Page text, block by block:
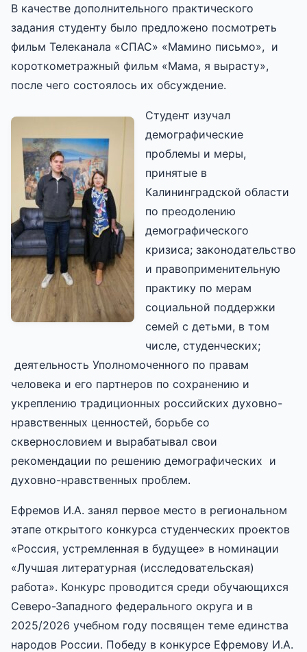
В качестве дополнительного практического
задания студенту было предложено посмотреть
фильм Телеканала «СПАС» «Мамино письмо», и
короткометражный фильм «Мама, я вырасту»,
после чего состоялось их обсуждение.
Студент изучал
демографические
проблемы и меры,
принятые в
Калининградской области
по преодолению
демографического
кризиса; законодательство
и правоприменительную
практику по мерам
социальной поддержки
семей с детьми, в том
числе, студенческих;
деятельность Уполномоченного по правам
человека и его партнеров по сохранению и
укреплению традиционных российских духовно-
нравственных ценностей, борьбе со
сквернословием и вырабатывал свои
рекомендации по решению демографических и
духовно-нравственных проблем.
Ефремов И.А. занял первое место в региональном
этапе открытого конкурса студенческих проектов
«Россия, устремленная в будущее» в номинации
«Лучшая литературная (исследовательская)
работа». Конкурс проводится среди обучающихся
Северо-Западного федерального округа и в
2025/2026 учебном году посвящен теме единства
народов России. Победу в конкурсе Ефремову И.А.